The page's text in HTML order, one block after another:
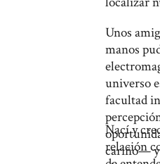
Unos
manos
universo
facultad
cariño— y
Nací y
relación